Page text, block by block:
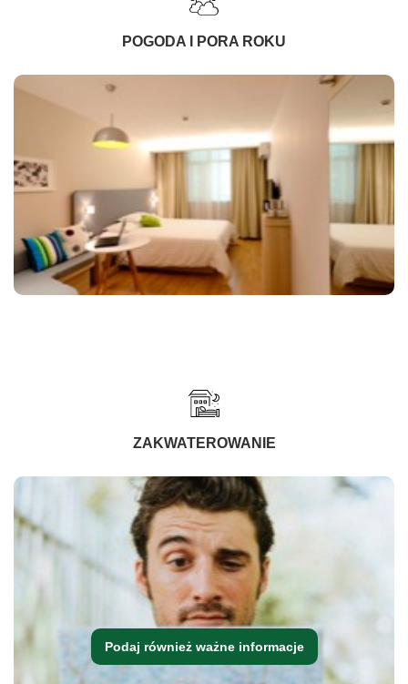
POGODA I PORA ROKU
ZAKWATEROWANIE
Podaj również ważne informacje